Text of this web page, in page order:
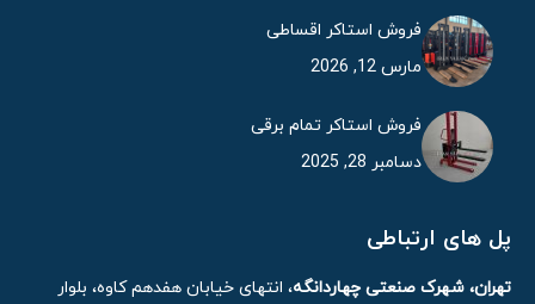
فروش استاکر اقساطی
مارس 12, 2026
فروش استاکر تمام برقی
دسامبر 28, 2025
پل های ارتباطی
تهران، شهرک صنعتی چهاردانگه، انتهای خیابان هفدهم کاوه، بلوار